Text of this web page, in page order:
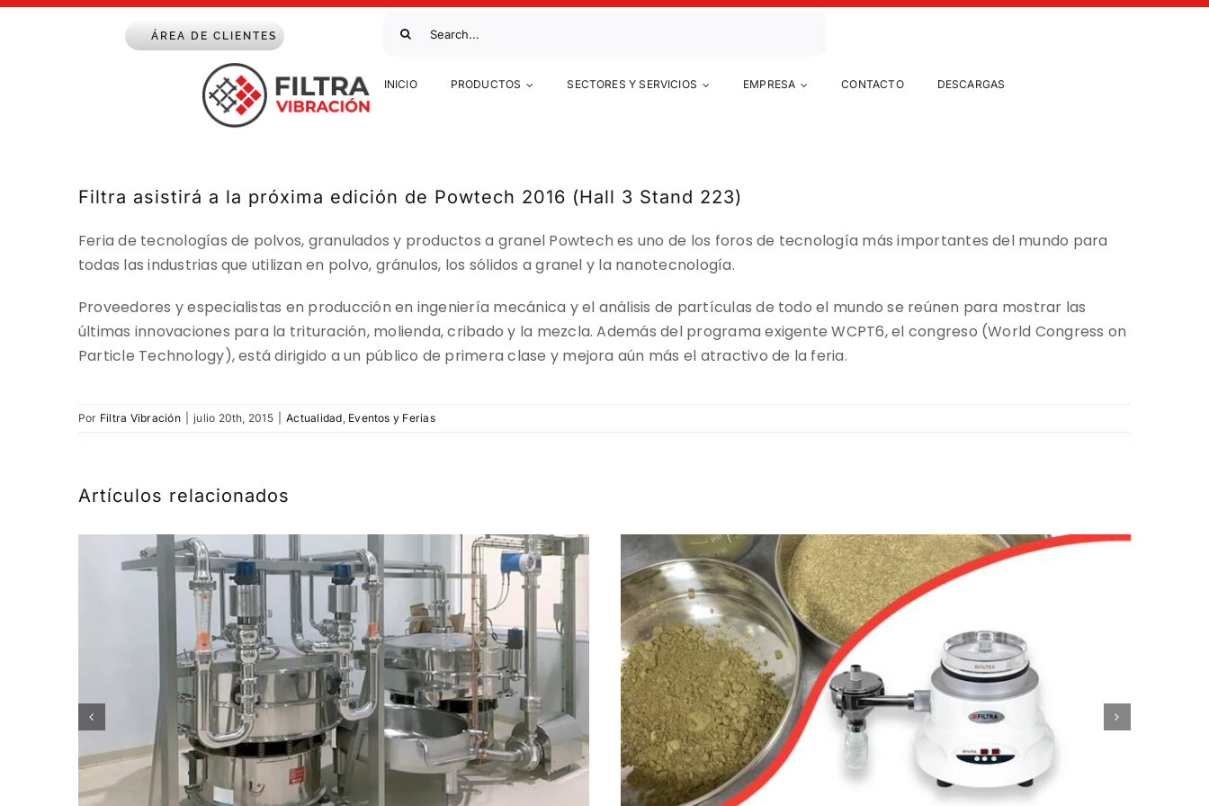
Saltar
ÁREA DE CLIENTES
INICIO PRODUCTOS SECTORES Y SERVICIOS EMPRESA CONTACTO DESCARGAS
Filtra asistirá a la próxima edición de Powtech 2016 (Hall 3 Stand 223)
Feria de tecnologías de polvos, granulados y productos a granel Powtech es uno de los foros de tecnología más importantes del mundo para
todas las industrias que utilizan en polvo, gránulos, los sólidos a granel y la nanotecnología.
Proveedores y especialistas en producción en ingeniería mecánica y el análisis de partículas de todo el mundo se reúnen para mostrar las
últimas innovaciones para la trituración, molienda, cribado y la mezcla. Además del programa exigente WCPT6, el congreso (World Congress on
Particle Technology), está dirigido a un público de primera clase y mejora aún más el atractivo de la feria.
Por Filtra Vibración julio 20th, 2015 Actualidad, Eventos y Ferias
Artículos relacionados